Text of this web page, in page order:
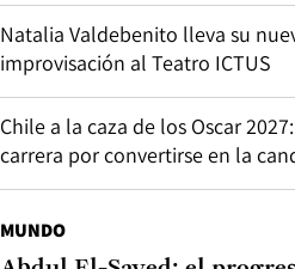
Natalia Valdebenito lleva su
improvisación al Teatro ICTUS
Chile a la caza de los Oscar
carrera por convertirse en la
MUNDO